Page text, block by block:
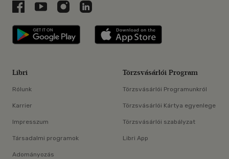
Libri a Facebookon
Libri a Youtube-on
Libri az Instagramon
Libri a LinkedInen
Libri applikáció Szerezd meg: Google
Libri
Rólunk
Karrier
Impresszum
Társadalmi programok
Adományozás
Törzsvásárlói Program
Törzsvásárlói Programunkról
Törzsvásárlói Kártya egyenlege
Törzsvásárlói szabályzat
Libri App